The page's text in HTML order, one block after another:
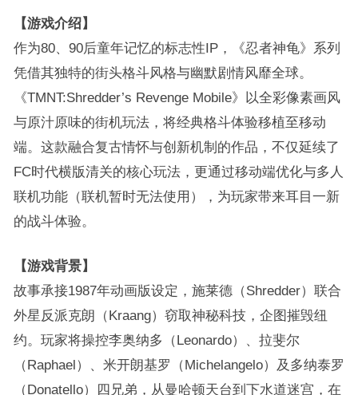
【游戏介绍】
作为80、90后童年记忆的标志性IP，《忍者神龟》系列
凭借其独特的街头格斗风格与幽默剧情风靡全球。
《TMNT:Shredder’s Revenge Mobile》以全彩像素画风
与原汁原味的街机玩法，将经典格斗体验移植至移动
端。这款融合复古情怀与创新机制的作品，不仅延续了
FC时代横版清关的核心玩法，更通过移动端优化与多人
联机功能（联机暂时无法使用），为玩家带来耳目一新
的战斗体验。
【游戏背景】
故事承接1987年动画版设定，施莱德（Shredder）联合
外星反派克朗（Kraang）窃取神秘科技，企图摧毁纽
约。玩家将操控李奥纳多（Leonardo）、拉斐尔
（Raphael）、米开朗基罗（Michelangelo）及多纳泰罗
（Donatello）四兄弟，从曼哈顿天台到下水道迷宫，在